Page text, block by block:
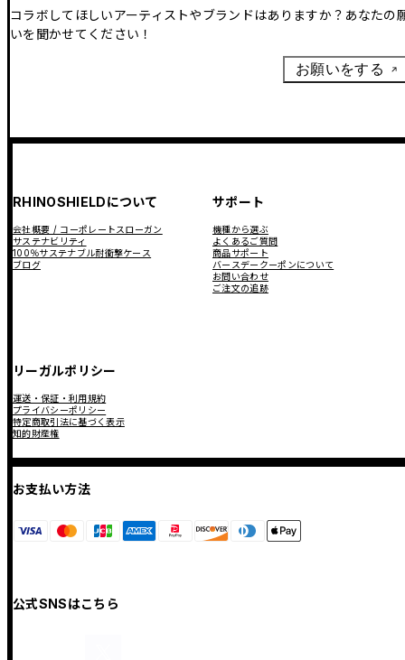
コラボしてほしいアーティストやブランドはありますか？あなたの
いを聞かせてください！
お願いをする
RHINOSHIELDについて
会社概要 / コーポレートスローガン
サステナビリティ
100％サステナブル耐衝撃ケース
ブログ
サポート
機種から選ぶ
よくあるご質問
商品サポート
バースデークーポンについて
お問い合わせ
ご注文の追跡
リーガルポリシー
運送・保証・利用規約
プライバシーポリシー
特定商取引法に基づく表示
知的財産権
お支払い方法
公式SNSはこちら